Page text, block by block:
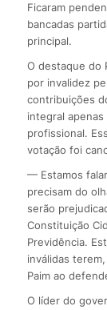
Ficaram
bancadas
principal.
O destaque do
por invalidez
contribuições
integral
profissional.
votação foi
— Estamos
precisam do
serão
Constituição
Previdência.
inválidas
Paim ao
O líder do